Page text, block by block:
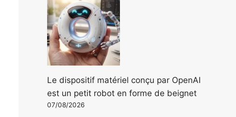
Le dispositif matériel conçu par OpenAI
est un petit robot en forme de beignet
07/08/2026